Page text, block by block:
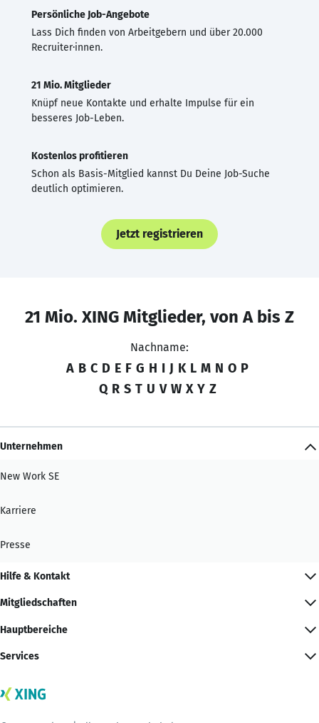
Persönliche Job-Angebote
Lass Dich finden von Arbeitgebern und über 20.000
Recruiter·innen.
21 Mio. Mitglieder
Knüpf neue Kontakte und erhalte Impulse für ein
besseres Job-Leben.
Kostenlos profitieren
Schon als Basis-Mitglied kannst Du Deine Job-Suche
deutlich optimieren.
Jetzt registrieren
21 Mio. XING Mitglieder, von A bis Z
Nachname:
A B C D E F G H I J K L M N O P
Q R S T U V W X Y Z
Unternehmen
New Work SE
Karriere
Presse
Hilfe & Kontakt
Mitgliedschaften
Hauptbereiche
Services